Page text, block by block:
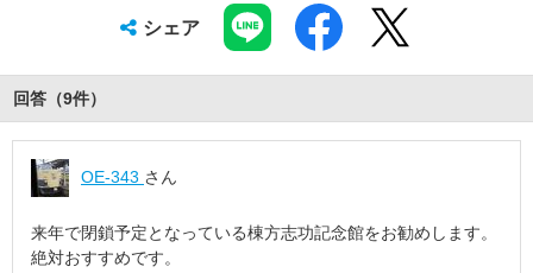
シェア
回答（9件）
OE-343 さん
来年で閉鎖予定となっている棟方志功記念館をお勧めします。
絶対おすすめです。